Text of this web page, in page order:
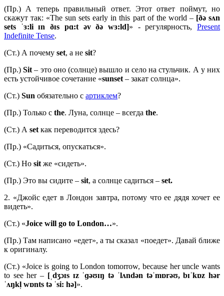
(Пр.) А теперь правильный ответ. Этот ответ поймут, но
скажут так: «The sun sets early in this part of the world –[ðəsʌn
sets ˈɜ:li ɪn ðɪs pɑ:t əv ðə wɜ:ld]» - регулярность,Present
Indefinite Tense.
(Ст.) А почему set, а не sit?
(Пр.)Sit– это оно (солнце) вышло и село на стульчик. А у них
есть устойчивое сочетание «sunset – закат солнца».
(Ст.) Sun обязательно с артиклем?
(Пр.) Только с the. Луна, солнце – всегда the.
(Ст.) А set как переводится здесь?
(Пр.) «Садиться, опускаться».
(Ст.) Но sit же «сидеть».
(Пр.) Это вы сидите – sit, а солнце садиться – set.
2. «Джойс едет в Лондон завтра, потому что ее дядя хочет ее
видеть».
(Ст.) «Joice will go to London…».
(Пр.) Там написано «едет», а ты сказал «поедет». Давай ближе
к оригиналу.
(Ст.) «Joice is going to London tomorrow, because her uncle wants
to see her – [ˌdʒɔɪs ɪz ˈɡəʊɪŋ tə ˈlʌndən təˈmɒrəʊ, bɪˈkɒz hər
ˈʌŋkl̩ wɒnts tə ˈsi: hə]».